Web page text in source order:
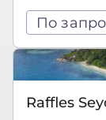
По
Raffles